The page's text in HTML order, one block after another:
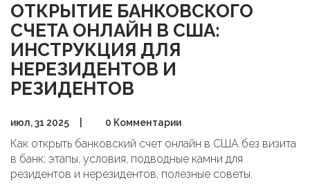
ОТКРЫТИЕ БАНКОВСКОГО
СЧЕТА ОНЛАЙН В США:
ИНСТРУКЦИЯ ДЛЯ
НЕРЕЗИДЕНТОВ И
РЕЗИДЕНТОВ
июл, 31 2025 0 Комментарии
Как открыть банковский счет онлайн в США без визита
в банк: этапы, условия, подводные камни для
резидентов и нерезидентов, полезные советы.